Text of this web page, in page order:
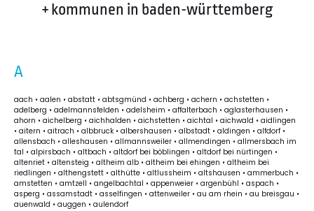
+ kommunen in baden-württemberg
A
aach • aalen • abstatt • abtsgmünd • achberg • achern • achstetten •
adelberg • adelmannsfelden • adelsheim • affalterbach • aglasterhausen •
ahorn • aichelberg • aichhalden • aichstetten • aichtal • aichwald • aidlingen
• aitern • aitrach • albbruck • albershausen • albstadt • aldingen • alfdorf •
allensbach • alleshausen • allmannsweiler • allmendingen • allmersbach im
tal • alpirsbach • altbach • altdorf bei böblingen • altdorf bei nürtingen •
altenriet • altensteig • altheim alb • altheim bei ehingen • altheim bei
riedlingen • althengstett • althütte • altlussheim • altshausen • ammerbuch •
amstetten • amtzell • angelbachtal • appenweier • argenbühl • aspach •
asperg • assamstadt • asselfingen • attenweiler • au am rhein • au breisgau •
auenwald • auggen • aulendorf